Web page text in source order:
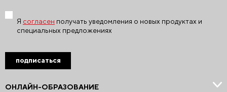
ОНЛАЙН-ОБРАЗОВАНИЕ
Я согласен получать уведомления о новых продуктах и
специальных предложениях
подписаться